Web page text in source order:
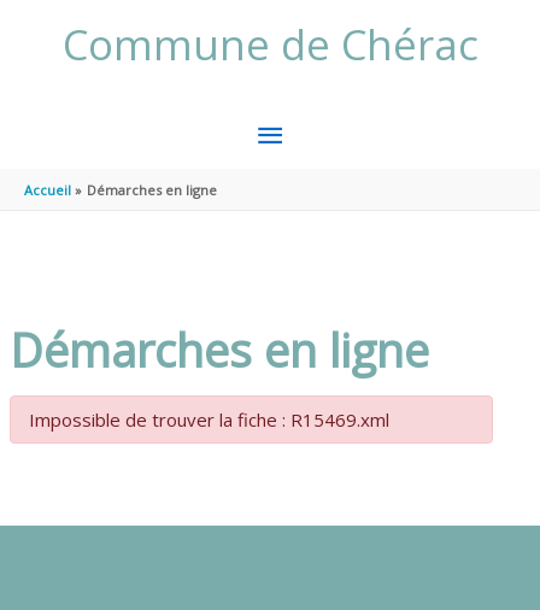
Commune de Chérac
MENU
Accueil Démarches en ligne
Démarches en ligne
Impossible de trouver la fiche : R15469.xml